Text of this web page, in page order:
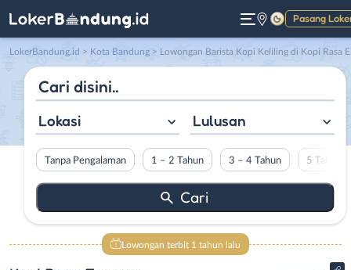
Pasang
Gelap
LokerBandung.id > Kota Bandung > Lowongan Barista Kopi Keliling di Kopi Rasa Express
Lokasi Lulusan
Tanpa Pengalaman 1 – 2 Tahun 3 – 4 Tahun 5 Tahun
Lowongan terbit 1 tahun lalu